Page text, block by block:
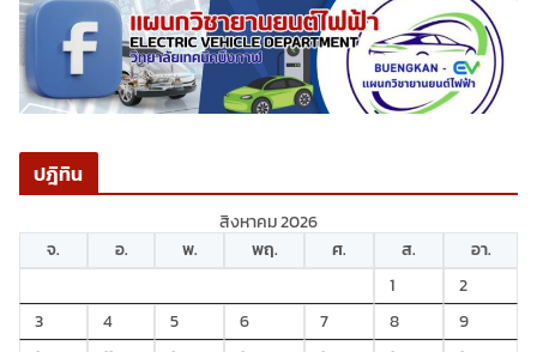
ปฎิทิน
สิงหาคม 2026
จ.
อ. พ. พฤ. ศ. ส.
อา.
1
2
3
4 5 6 7 8
9